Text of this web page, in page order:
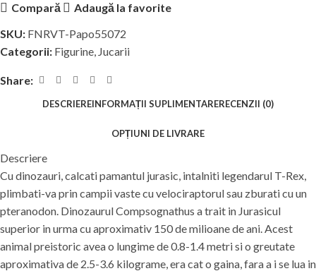
Compară
Adaugă la favorite
SKU: FNRVT-Papo55072
Categorii: Figurine Jucarii
Share:
DESCRIEREINFORMAȚII SUPLIMENTARERECENZII (0)
OPȚIUNI DE LIVRARE
Descriere
Cu dinozauri, calcati pamantul jurasic, intalniti legendarul T-Rex,
plimbati-va prin campii vaste cu velociraptorul sau zburati cu un
pteranodon. Dinozaurul Compsognathus a trait in Jurasicul
superior in urma cu aproximativ 150 de milioane de ani. Acest
animal preistoric avea o lungime de 0.8-1.4 metri si o greutate
aproximativa de 2.5-3.6 kilograme, era cat o gaina, fara a i se lua in